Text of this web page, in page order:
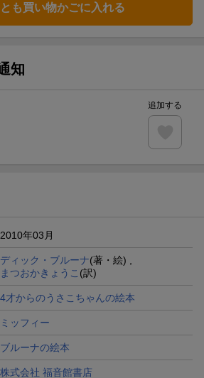
も買い物かごに入れる
知
追加する
2010年03月
ディック・ブルーナ(著・絵) ,
まつおかきょうこ (訳)
4才からのうさこちゃんの絵本
ミッフィー
ブルーナの絵本
株式会社 福音館書店